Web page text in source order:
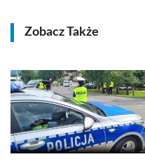
Zobacz Także